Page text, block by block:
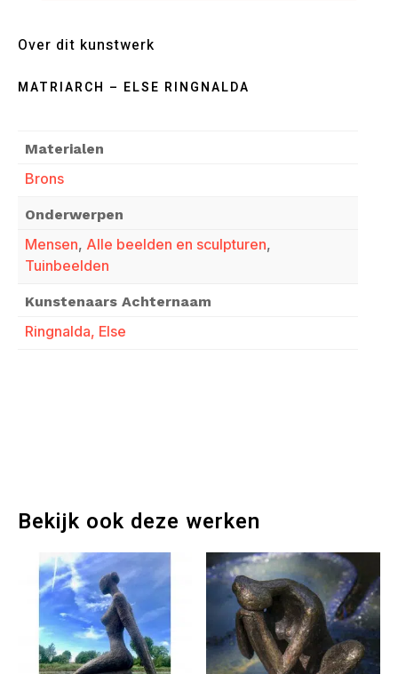
Over dit kunstwerk
MATRIARCH – ELSE RINGNALDA
Materialen
Brons
Onderwerpen
Mensen, Alle beelden en sculpturen,
Tuinbeelden
Kunstenaars Achternaam
Ringnalda, Else
Bekijk ook deze werken